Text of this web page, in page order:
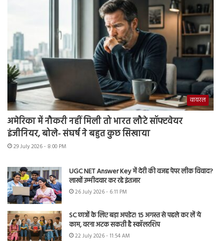
वायरल
अमेरिका में नौकरी नहीं मिली तो भारत लौटे सॉफ्टवेयर
इंजीनियर, बोले- संघर्ष ने बहुत कुछ सिखाया
29 July 2026 - 8:00 PM
UGC NET Answer Key में देरी की वजह पेपर लीक विवाद?
लाखों उम्मीदवार कर रहे इंतजार
26 July 2026 - 6:11 PM
SC छात्रों के लिए बड़ा अपडेट! 15 अगस्त से पहले कर लें ये
काम, वरना अटक सकती है स्कॉलरशिप
22 July 2026 - 11:54 AM